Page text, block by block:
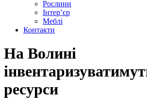
Рослини
Інтер’єр
Меблі
Контакти
На Волині
ресурси